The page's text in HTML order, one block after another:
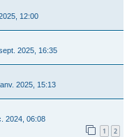
12:00
2025, 16:35
2025, 15:13
2024, 06:08
1 2